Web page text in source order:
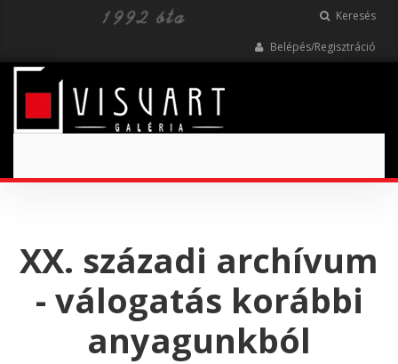
Keresés
Belépés/Regisztráció
XX. századi archívum
- válogatás korábbi
anyagunkból